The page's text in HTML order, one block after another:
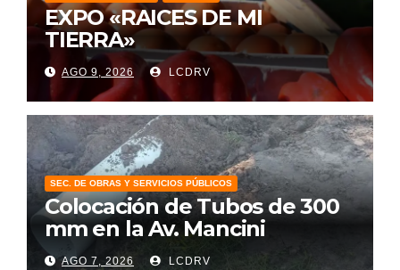
EXPO «RAICES DE MI
TIERRA»
AGO 9, 2026 LCDRV
SEC. DE OBRAS Y SERVICIOS PÚBLICOS
Colocación de Tubos de 300
mm en la Av. Mancini
AGO 7, 2026 LCDRV